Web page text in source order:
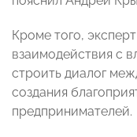
Кроме того,
взаимодействия с
строить диалог
создания
предпринимателей.